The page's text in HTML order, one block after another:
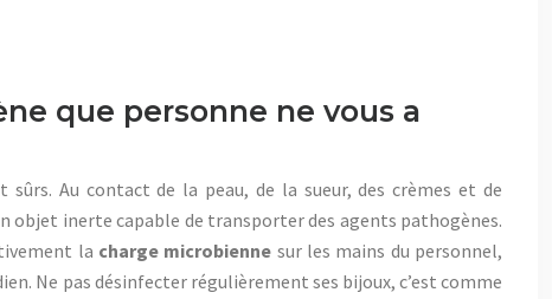
que personne ne vous a
Au contact de la peau, de la sueur, des crèmes et de
objet inerte capable de transporter des agents pathogènes.
la charge microbienne sur les mains du personnel,
Ne pas désinfecter régulièrement ses bijoux, c’est comme